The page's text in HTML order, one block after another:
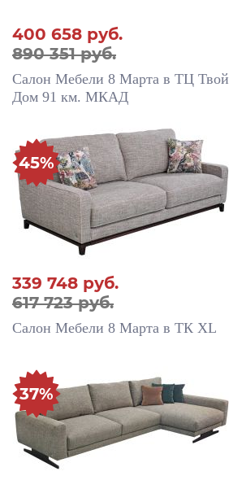
400 658 руб.
890 351 руб.
Салон Мебели 8 Марта в ТЦ Твой
Дом 91 км. МКАД
339 748 руб.
617 723 руб.
45%
Салон Мебели 8 Марта в ТК XL
37%